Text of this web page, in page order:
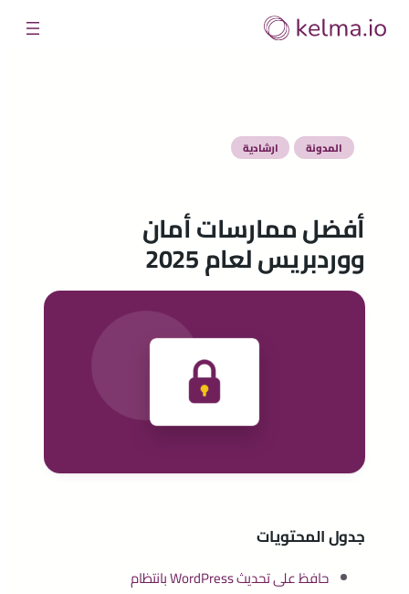
تخطى
إلى
المدونة ارشادية
أفضل ممارسات أمان
ووردبريس لعام 2025
جدول المحتويات
حافظ على تحديث WordPress بانتظام